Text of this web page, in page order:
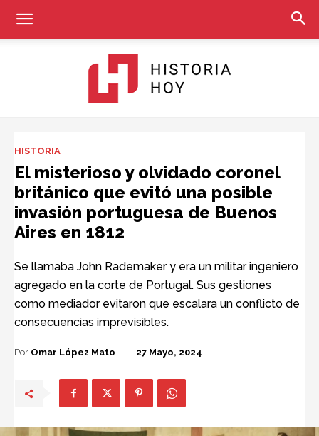
Hoy
HISTORIA
El misterioso y olvidado coronel
británico que evitó una posible
invasión portuguesa de Buenos
Aires en 1812
Se llamaba John Rademaker y era un militar ingeniero
agregado en la corte de Portugal. Sus gestiones
como mediador evitaron que escalara un conflicto de
consecuencias imprevisibles.
Por Omar López Mato 27 Mayo, 2024